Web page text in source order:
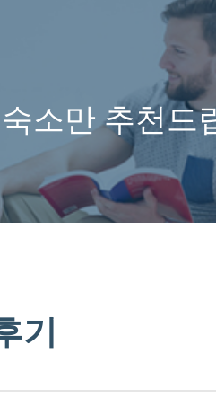
소만 추천드
기